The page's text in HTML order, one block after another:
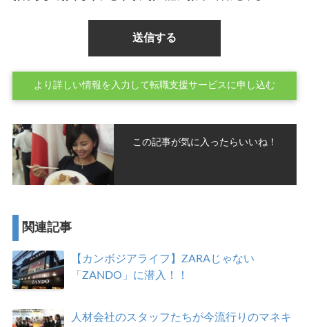
より詳しい情報を入力して転職支援サービスに申し込む
この記事が気に入ったらいいね！
関連記事
【カンボジアライフ】ZARAじゃない
「ZANDO」に潜入！！
人材会社のスタッフたちが今流行りのマネキ